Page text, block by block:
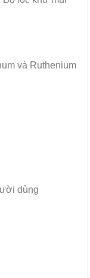
và Ruthenium
dùng